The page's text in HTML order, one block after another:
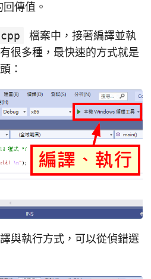
傳值。
檔案中，接著編譯並執
很多種，最快速的方式就是
：
與執行方式，可以從偵錯選